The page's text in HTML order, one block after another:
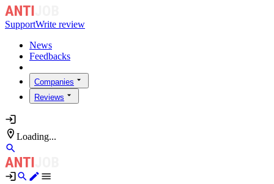
SupportWrite review
News
Feedbacks
Companies
Reviews
Loading...